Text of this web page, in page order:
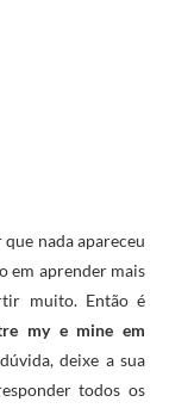
nada apareceu
em aprender mais
muito. Então é
my e mine em
deixe a sua
todos os